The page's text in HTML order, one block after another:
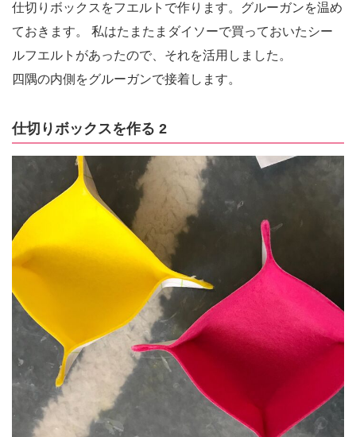
仕切りボックスをフエルトで作ります。グルーガンを温め
ておきます。 私はたまたまダイソーで買っておいたシー
ルフエルトがあったので、それを活用しました。
四隅の内側をグルーガンで接着します。
仕切りボックスを作る 2